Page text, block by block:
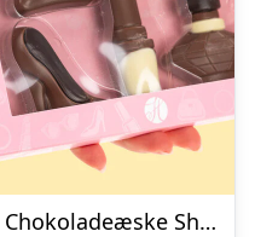
Chokoladeæske Shopping